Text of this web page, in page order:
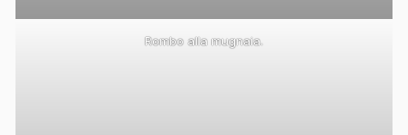
Rombo alla mugnaia.